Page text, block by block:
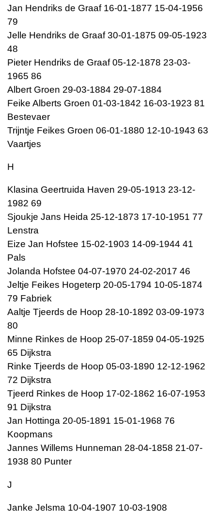
Jan Hendriks de Graaf 16-01-1877 15-04-1956
79
Jelle Hendriks de Graaf 30-01-1875 09-05-1923
48
Pieter Hendriks de Graaf 05-12-1878 23-03-
1965 86
Albert Groen 29-03-1884 29-07-1884
Feike Alberts Groen 01-03-1842 16-03-1923 81
Bestevaer
Trijntje Feikes Groen 06-01-1880 12-10-1943 63
Vaartjes
H
Klasina Geertruida Haven 29-05-1913 23-12-
1982 69
Sjoukje Jans Heida 25-12-1873 17-10-1951 77
Lenstra
Eize Jan Hofstee 15-02-1903 14-09-1944 41
Pals
Jolanda Hofstee 04-07-1970 24-02-2017 46
Jeltje Feikes Hogeterp 20-05-1794 10-05-1874
79 Fabriek
Aaltje Tjeerds de Hoop 28-10-1892 03-09-1973
80
Minne Rinkes de Hoop 25-07-1859 04-05-1925
65 Dijkstra
Rinke Tjeerds de Hoop 05-03-1890 12-12-1962
72 Dijkstra
Tjeerd Rinkes de Hoop 17-02-1862 16-07-1953
91 Dijkstra
Jan Hottinga 20-05-1891 15-01-1968 76
Koopmans
Jannes Willems Hunneman 28-04-1858 21-07-
1938 80 Punter
J
Janke Jelsma 10-04-1907 10-03-1908